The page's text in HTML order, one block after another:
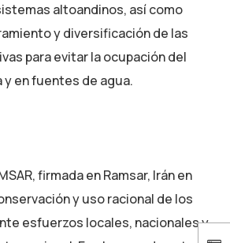
altoandinos, así como
y diversificación de las
para evitar la ocupación del
y en fuentes de agua.
firmada en Ramsar, Irán en
y uso racional de los
esfuerzos locales, nacionales y